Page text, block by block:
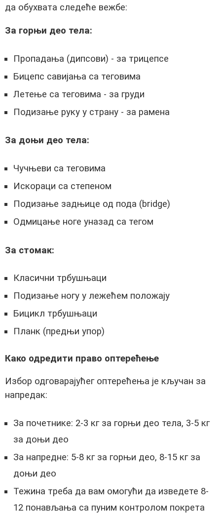
да обухвата следеће вежбе:
За горњи део тела:
Пропадања (дипсови) - за трицепсе
Бицепс савијања са теговима
Летење са теговима - за груди
Подизање руку у страну - за рамена
За доњи део тела:
Чучњеви са теговима
Искораци са степеном
Подизање задњице од пода (bridge)
Одмицање ноге уназад са тегом
За стомак:
Класични трбушњаци
Подизање ногу у лежећем положају
Бицикл трбушњаци
Планк (предњи упор)
Како одредити право оптерећење
Избор одговарајућег оптерећења је кључан за
напредак:
За почетнике: 2-3 кг за горњи део тела, 3-5 кг
за доњи део
За напредне: 5-8 кг за горњи део, 8-15 кг за
доњи део
Тежина треба да вам омогући да изведете 8-
12 понављања са пуним контролом покрета